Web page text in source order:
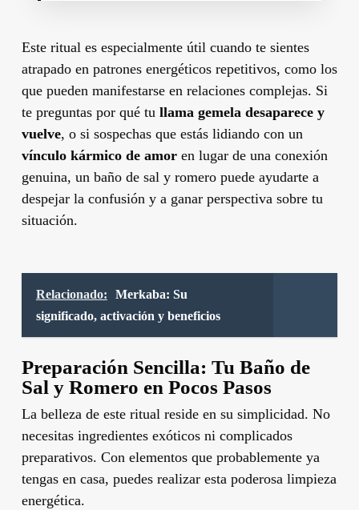
Este ritual es especialmente útil cuando te sientes
atrapado en patrones energéticos repetitivos, como los
que pueden manifestarse en relaciones complejas. Si
te preguntas por qué tu llama gemela desaparece y
vuelve, o si sospechas que estás lidiando con un
vínculo kármico de amoren lugar de una conexión
genuina, un baño de sal y romero puede ayudarte a
despejar la confusión y a ganar perspectiva sobre tu
situación.
Relacionado:
Merkaba: Su
significado, activación y beneficios
Preparación Sencilla: Tu Baño de
Sal y Romero en Pocos Pasos
La belleza de este ritual reside en su simplicidad. No
necesitas ingredientes exóticos ni complicados
preparativos. Con elementos que probablemente ya
tengas en casa, puedes realizar esta poderosa limpieza
energética.